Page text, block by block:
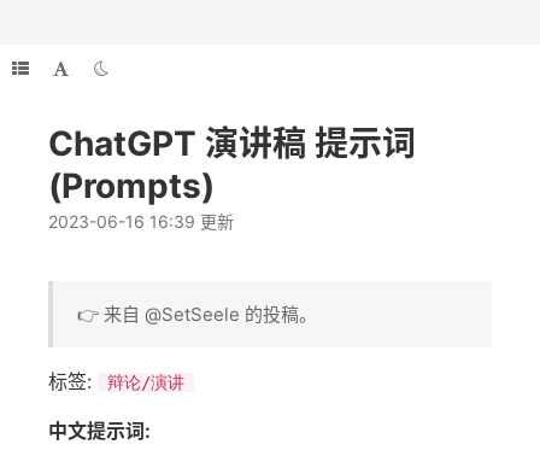
ChatGPT 演讲稿 提示词
(Prompts)
2023-06-16 16:39 更新
👉 来自 @SetSeele 的投稿。
标签: 辩论/演讲
中文提示词: